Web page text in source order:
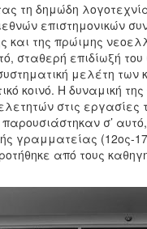
τη δημώδη
επιστημονικών
και της πρώιμης
σταθερή επιδίωξή
μελέτη των
κοινό. Η δυναμική
στις εργασίες
σ’
γραμματείας (12ος-
από τους